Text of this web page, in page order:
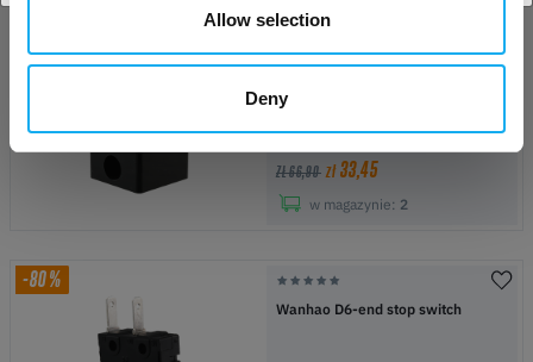
Allow selection
Deny
-50%
Wanhao Duplicator 5S
ZŁ 66,90 zł33,45
w magazynie: 2
-80%
Wanhao D6-end stop switch